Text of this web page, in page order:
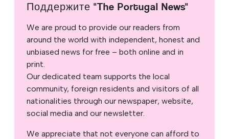
Поддержите "The Portugal News"
We are proud to provide our readers from
around the world with independent, honest and
unbiased news for free – both online and in
print.
Our dedicated team supports the local
community, foreign residents and visitors of all
nationalities through our newspaper, website,
social media and our newsletter.
We appreciate that not everyone can afford to